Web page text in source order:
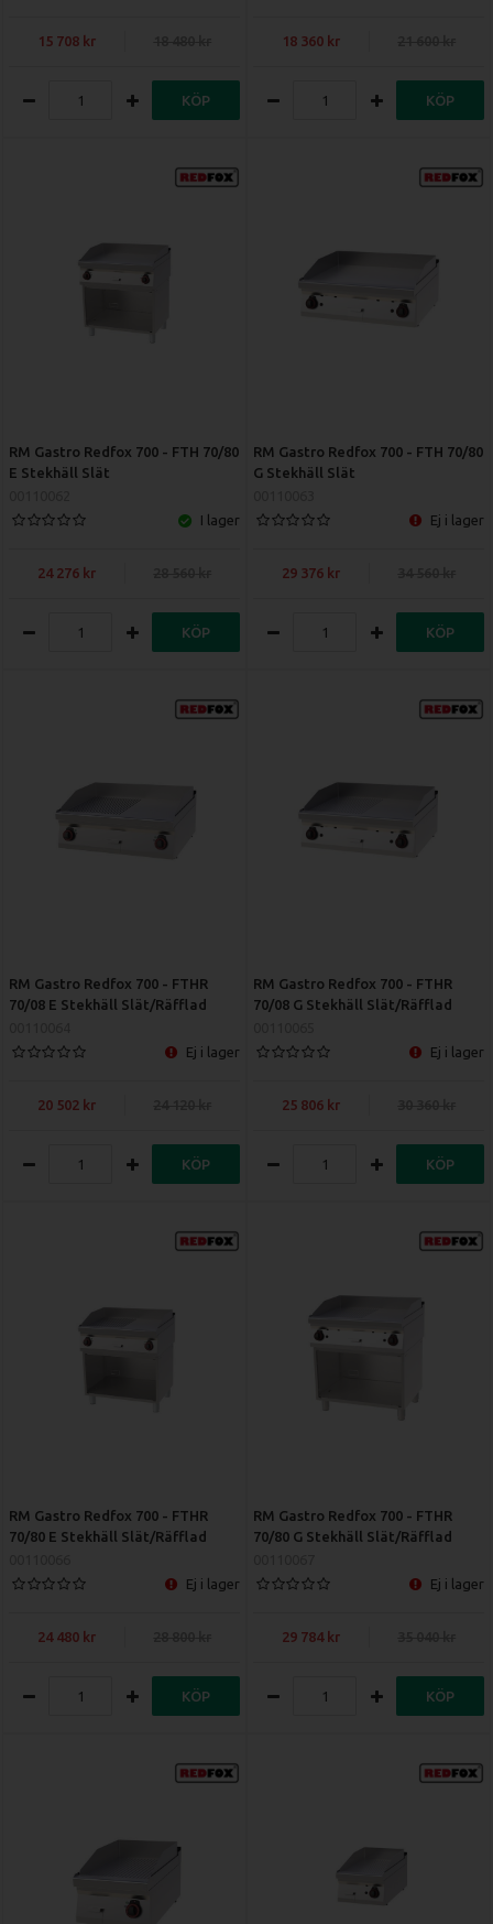
15 708
KÖP
18 360
KÖP
RM Gastro Redfox 700 - FTH 70/80
E Stekhäll Slät
I lager
24 276
KÖP
RM Gastro Redfox 700 - FTH 70/80
G Stekhäll Slät
Ej i lager
29 376
KÖP
RM Gastro Redfox 700 - FTHR
70/08 E Stekhäll Slät/Räfflad
Ej i lager
20 502
KÖP
RM Gastro Redfox 700 - FTHR
70/08 G Stekhäll Slät/Räfflad
Ej i lager
25 806
KÖP
RM Gastro Redfox 700 - FTHR
70/80 E Stekhäll Slät/Räfflad
Ej i lager
24 480
KÖP
RM Gastro Redfox 700 - FTHR
70/80 G Stekhäll Slät/Räfflad
Ej i lager
29 784
KÖP